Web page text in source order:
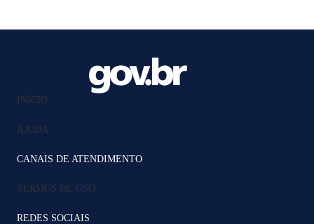
INÍCIO
AJUDA
CANAIS DE ATENDIMENTO
TERMOS DE USO
REDES SOCIAIS